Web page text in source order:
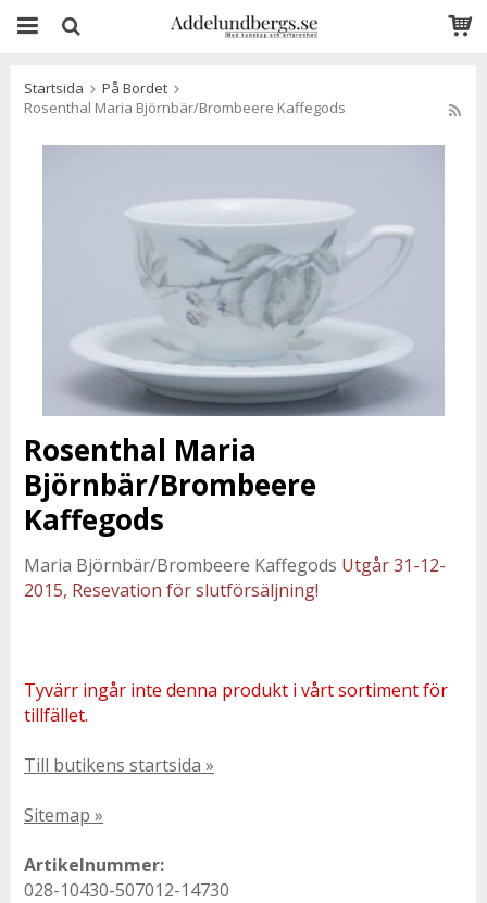
Startsida
På Bordet
Rosenthal Maria Björnbär/Brombeere Kaffegods
Rosenthal Maria
Björnbär/Brombeere
Kaffegods
Maria Björnbär/Brombeere Kaffegods Utgår 31-12-
2015, Resevation för slutförsäljning!
Tyvärr ingår inte denna produkt i vårt sortiment för
tillfället.
Till butikens startsida »
Sitemap »
Artikelnummer:
028-10430-507012-14730